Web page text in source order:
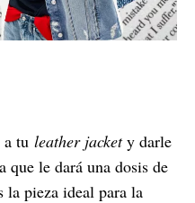
a tu leather jackety darle
que le dará una dosis de
la pieza ideal para la